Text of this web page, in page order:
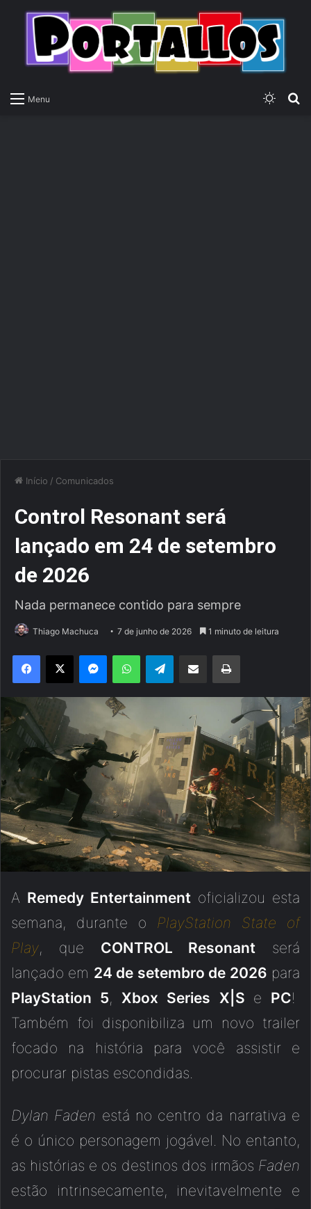
Menu
Início / Comunicados
Control Resonant será
lançado em 24 de setembro
de 2026
Nada permanece contido para sempre
Thiago Machuca 7 de junho de 2026 1 minuto de leitura
A Remedy Entertainment oficializou esta
semana, durante o PlayStation State of
Play, que CONTROL Resonant será
lançado em 24 de setembro de 2026 para
PlayStation 5, Xbox Series X|S e PC!
Também foi disponibiliza um novo trailer
focado na história para você assistir e
procurar pistas escondidas.
Dylan Faden está no centro da narrativa e
é o único personagem jogável. No entanto,
as histórias e os destinos dos irmãos Faden
estão intrinsecamente, inevitavelmente e